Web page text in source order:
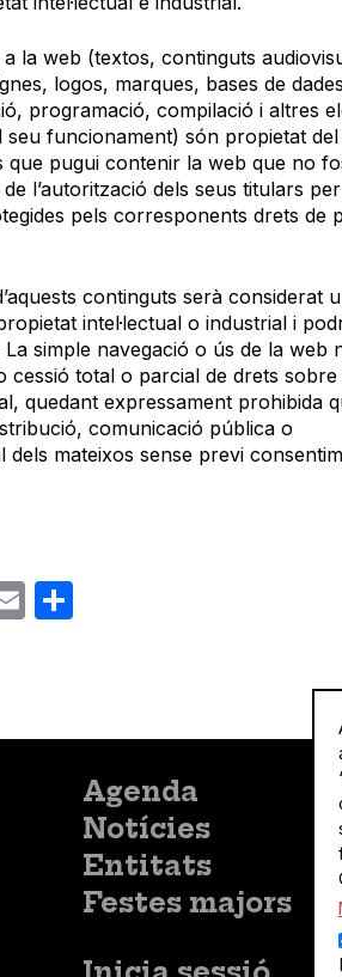
la web (textos, continguts
logos, marques, bases de
programació, compilació i altres
seu funcionament) són propietat
que pugui contenir la web que no
l’autorització dels seus titulars
pels corresponents drets de
continguts serà considerat
intel·lectual o industrial i
simple navegació o ús de la web
cessió total o parcial de drets sobre
quedant expressament prohibida
comunicació pública o
mateixos sense previ
Email
Menú
principal
Agenda
Notícies
Entitats
Festes majors
Menú